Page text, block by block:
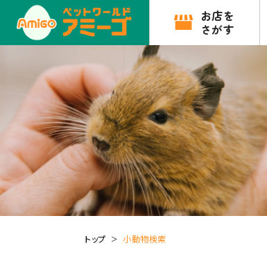
お店を
さがす
トップ 小動物検索